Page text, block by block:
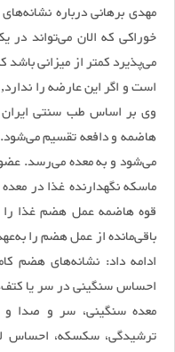
مهدی برهانی درباره
خوراکی که الان می‌تواند
می‌پذیرد کمتر از میزانی
است و اگر این عارضه را
هاضمه و دافعه تقسیم
می‌شود و به معده می‌رسد.
ماسکه نگهدارنده غذا در
قوه هاضمه عمل هضم غذا را
باقی‌مانده از عمل هضم را
ادامه داد: نشانه‌های هضم
احساس سنگینی در سر یا
معده سنگینی، سر و صدا و
ترشیدگی، سکسکه، احساس